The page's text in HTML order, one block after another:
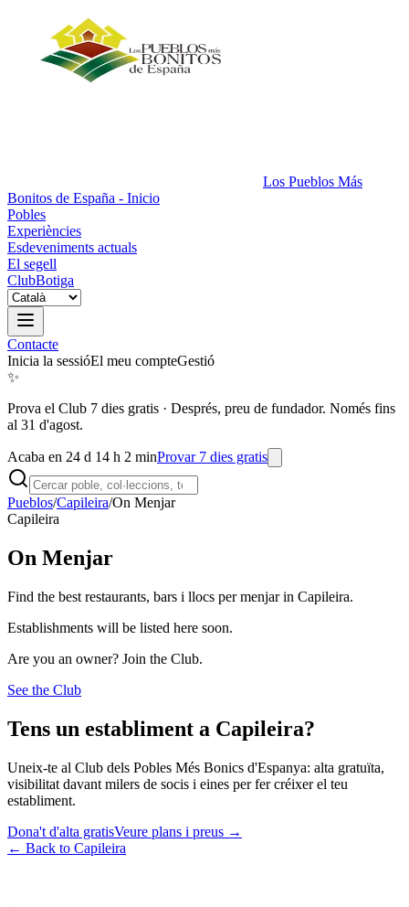
Los Pueblos Más
Bonitos de España - Inicio
Pobles
Experiències
Esdeveniments actuals
El segell
ClubBotiga
Contacte
Inicia la sessióEl meu compteGestió
✨
Prova el Club 7 dies gratis · Després, preu de fundador. Només fins
al 31 d'agost.
Acaba en 24 d 14 h 2 minProvar 7 dies gratis
Pueblos/Capileira/On Menjar
Capileira
On Menjar
Find the best restaurants, bars i llocs per menjar in Capileira.
Establishments will be listed here soon.
Are you an owner? Join the Club.
See the Club
Tens un establiment a Capileira?
Uneix-te al Club dels Pobles Més Bonics d'Espanya: alta gratuïta,
visibilitat davant milers de socis i eines per fer créixer el teu
establiment.
Dona't d'alta gratisVeure plans i preus →
← Back to Capileira